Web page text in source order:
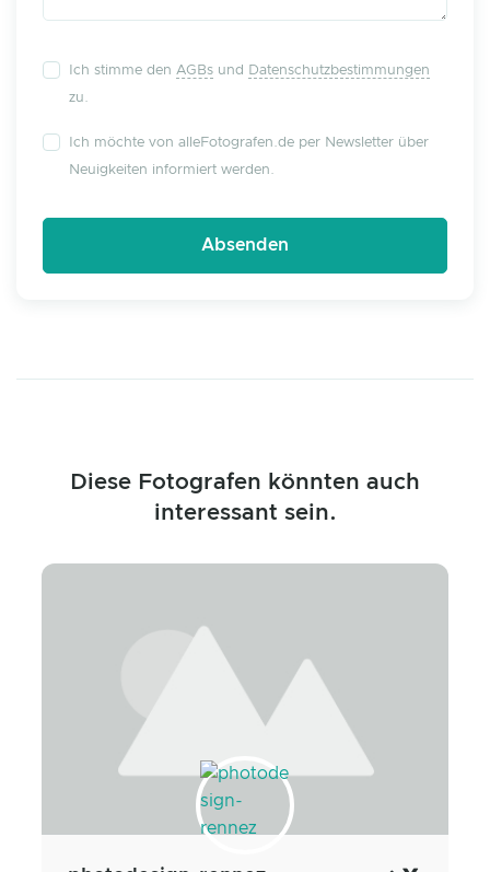
Ich stimme den AGBs und
Datenschutzbestimmungen
zu.
Ich möchte von alleFotografen.de per Newsletter über
Neuigkeiten informiert werden.
Diese Fotografen könnten auch
interessant sein.